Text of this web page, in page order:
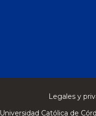
Legales y
Universidad Católica de